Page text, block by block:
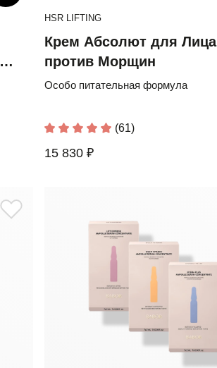
HSR LIFTING
Крем Абсолют для Лица
против Морщин
Особо питательная формула
(61)
15 830 ₽